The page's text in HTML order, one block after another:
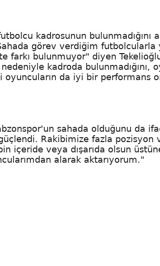
kadrosunun bulunmadığını
görev verdiğim futbolcularla
farkı bulunmuyor" diyen
kadroda bulunmadığını,
oyuncuların da iyi bir performans
sahada olduğunu da
Rakibimize fazla pozisyon
içeride veya dışarıda olsun
alarak aktarıyorum."